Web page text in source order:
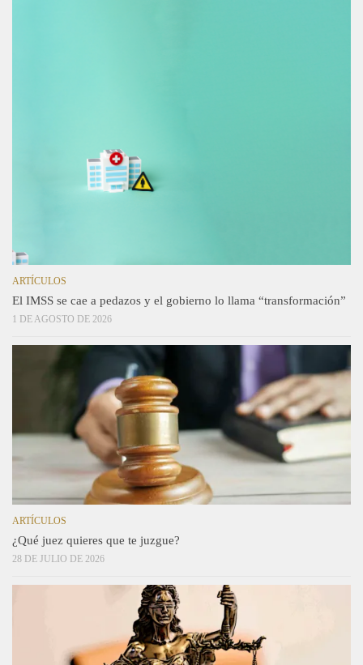
ARTÍCULOS
El IMSS se cae a pedazos y el gobierno lo llama “transformación”
1 DE AGOSTO DE 2026
ARTÍCULOS
¿Qué juez quieres que te juzgue?
28 DE JULIO DE 2026